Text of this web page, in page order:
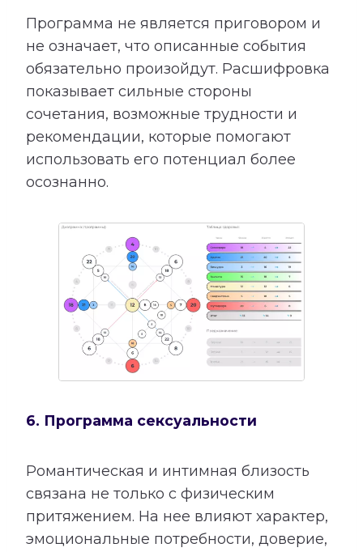
Программа не является приговором и
не означает, что описанные события
обязательно произойдут. Расшифровка
показывает сильные стороны
сочетания, возможные трудности и
рекомендации, которые помогают
использовать его потенциал более
осознанно.
6. Программа сексуальности
Романтическая и интимная близость
связана не только с физическим
притяжением. На нее влияют характер,
эмоциональные потребности, доверие,